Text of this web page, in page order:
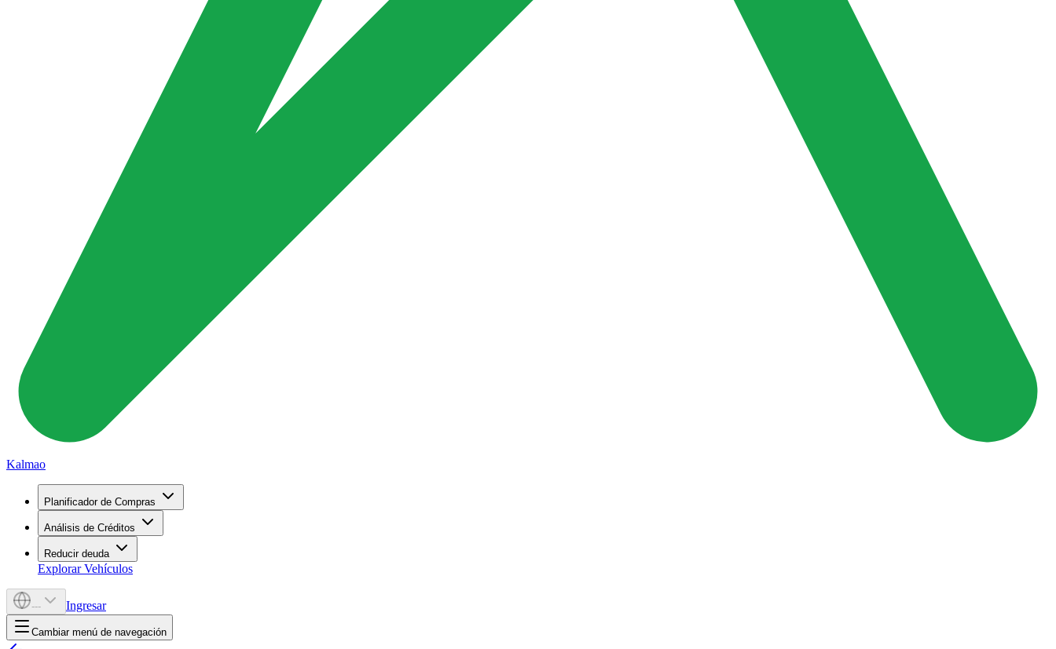
Kalmao
Planificador de Compras
Análisis de Créditos
Reducir deuda
Explorar Vehículos
--- Ingresar
Cambiar menú de navegación